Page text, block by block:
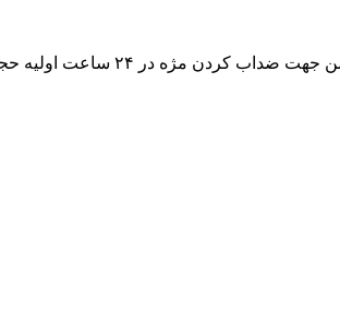
مژه در ۲۴ ساعت اولیه حجم ۱۵ میل